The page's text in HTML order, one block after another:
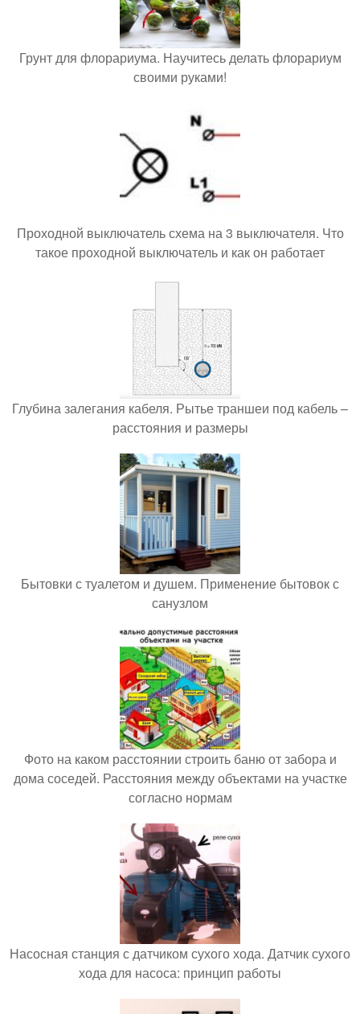
Грунт для флорариума. Научитесь делать флорариум
своими руками!
Проходной выключатель схема на 3 выключателя. Что
такое проходной выключатель и как он работает
Глубина залегания кабеля. Рытье траншеи под кабель –
расстояния и размеры
Бытовки с туалетом и душем. Применение бытовок с
санузлом
Фото на каком расстоянии строить баню от забора и
дома соседей. Расстояния между объектами на участке
согласно нормам
Насосная станция с датчиком сухого хода. Датчик сухого
хода для насоса: принцип работы